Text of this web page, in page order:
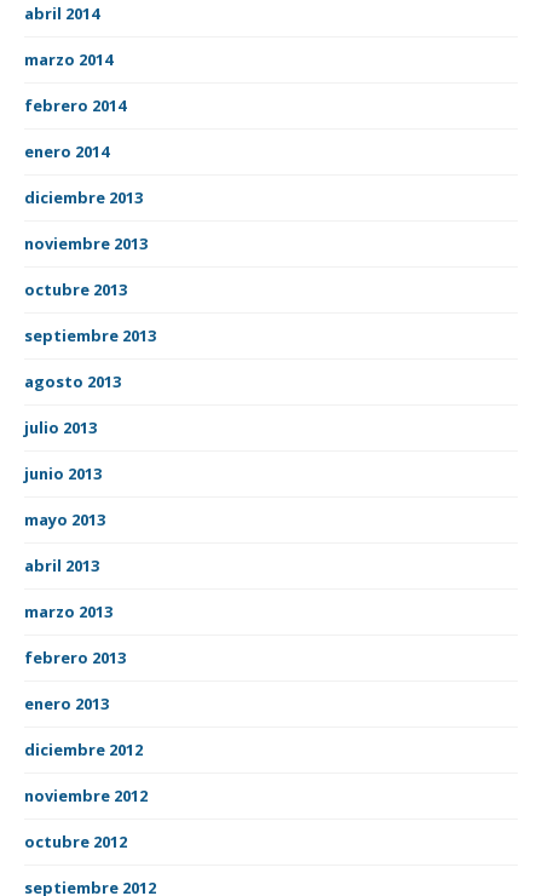
abril 2014
marzo 2014
febrero 2014
enero 2014
diciembre 2013
noviembre 2013
octubre 2013
septiembre 2013
agosto 2013
julio 2013
junio 2013
mayo 2013
abril 2013
marzo 2013
febrero 2013
enero 2013
diciembre 2012
noviembre 2012
octubre 2012
septiembre 2012